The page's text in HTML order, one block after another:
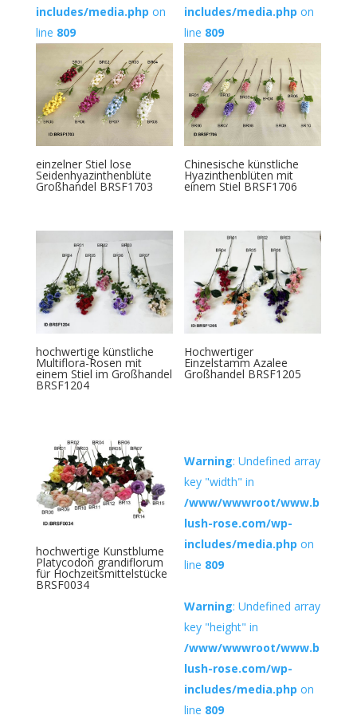
includes/media.php on
line 809
einzelner Stiel lose
Seidenhyazinthenblüte
Großhandel BRSF1703
includes/media.php on
line 809
Chinesische künstliche
Hyazinthenblüten mit
einem Stiel BRSF1706
hochwertige künstliche
Multiflora-Rosen mit
einem Stiel im Großhandel
BRSF1204
Hochwertiger
Einzelstamm Azalee
Großhandel BRSF1205
hochwertige Kunstblume
Platycodon grandiflorum
für Hochzeitsmittelstücke
BRSF0034
Warning: Undefined array
key "width" in
/www/wwwroot/www.b
lush-rose.com/wp-
includes/media.php on
line 809
Warning: Undefined array
key "height" in
/www/wwwroot/www.b
lush-rose.com/wp-
includes/media.php on
line 809